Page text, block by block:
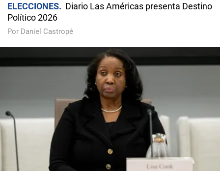
ELECCIONES
Diario Las Américas presenta Destino
Político 2026
Por Daniel Castropé